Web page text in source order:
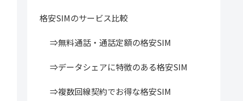
格安SIMのサービス比較
⇒無料通話・通話定額の格安SIM
⇒データシェアに特徴のある格安SIM
⇒複数回線契約でお得な格安SIM